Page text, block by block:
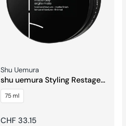
Verkäufer:
Shu Uemura
shu uemura Styling Restage
Nendo Difiner Matte Clay
75 ml
Regulärer
CHF 33.15